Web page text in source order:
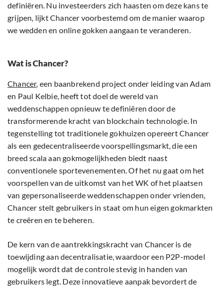
definiëren. Nu investeerders zich haasten om deze kans te
grijpen, lijkt Chancer voorbestemd om de manier waarop
we wedden en online gokken aangaan te veranderen.
Wat is Chancer?
Chancer, een baanbrekend project onder leiding van Adam
en Paul Kelbie, heeft tot doel de wereld van
weddenschappen opnieuw te definiëren door de
transformerende kracht van blockchain technologie. In
tegenstelling tot traditionele gokhuizen opereert Chancer
als een gedecentraliseerde voorspellingsmarkt, die een
breed scala aan gokmogelijkheden biedt naast
conventionele sportevenementen. Of het nu gaat om het
voorspellen van de uitkomst van het WK of het plaatsen
van gepersonaliseerde weddenschappen onder vrienden,
Chancer stelt gebruikers in staat om hun eigen gokmarkten
te creëren en te beheren.
De kern van de aantrekkingskracht van Chancer is de
toewijding aan decentralisatie, waardoor een P2P-model
mogelijk wordt dat de controle stevig in handen van
gebruikers legt. Deze innovatieve aanpak bevordert de